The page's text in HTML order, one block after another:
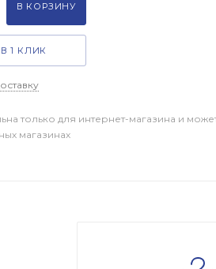
В КОРЗИНУ
1 КЛИК
только для интернет-магазина и
магазинах